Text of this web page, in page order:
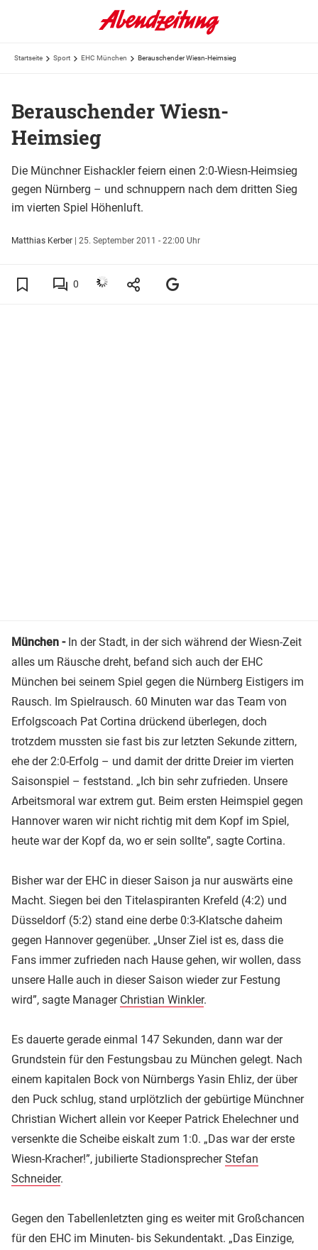
Startseite Sport EHC München Berauschender Wiesn-Heimsieg
Berauschender Wiesn-
Heimsieg
Die Münchner Eishackler feiern einen 2:0-Wiesn-Heimsieg
gegen Nürnberg – und schnuppern nach dem dritten Sieg
im vierten Spiel Höhenluft.
Matthias Kerber | 25. September 2011 - 22:00 Uhr
0
München -In der Stadt, in der sich während der Wiesn-Zeit
alles um Räusche dreht, befand sich auch der EHC
München bei seinem Spiel gegen die Nürnberg Eistigers im
Rausch. Im Spielrausch. 60 Minuten war das Team von
Erfolgscoach Pat Cortina drückend überlegen, doch
trotzdem mussten sie fast bis zur letzten Sekunde zittern,
ehe der 2:0-Erfolg – und damit der dritte Dreier im vierten
Saisonspiel – feststand. „Ich bin sehr zufrieden. Unsere
Arbeitsmoral war extrem gut. Beim ersten Heimspiel gegen
Hannover waren wir nicht richtig mit dem Kopf im Spiel,
heute war der Kopf da, wo er sein sollte”, sagte Cortina.
Bisher war der EHC in dieser Saison ja nur auswärts eine
Macht. Siegen bei den Titelaspiranten Krefeld (4:2) und
Düsseldorf (5:2) stand eine derbe 0:3-Klatsche daheim
gegen Hannover gegenüber. „Unser Ziel ist es, dass die
Fans immer zufrieden nach Hause gehen, wir wollen, dass
unsere Halle auch in dieser Saison wieder zur Festung
wird”, sagte Manager Christian Winkler.
Es dauerte gerade einmal 147 Sekunden, dann war der
Grundstein für den Festungsbau zu München gelegt. Nach
einem kapitalen Bock von Nürnbergs Yasin Ehliz, der über
den Puck schlug, stand urplötzlich der gebürtige Münchner
Christian Wichert allein vor Keeper Patrick Ehelechner und
versenkte die Scheibe eiskalt zum 1:0. „Das war der erste
Wiesn-Kracher!”, jubilierte StadionsprecherStefan
Schneider.
Gegen den Tabellenletzten ging es weiter mit Großchancen
für den EHC im Minuten- bis Sekundentakt. „Das Einzige,